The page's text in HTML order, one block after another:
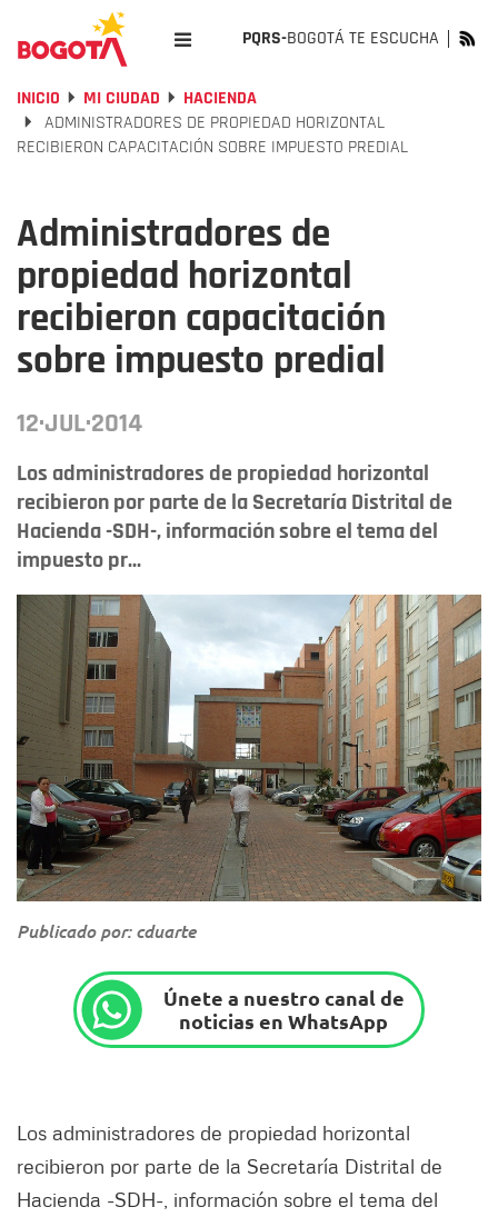
PQRS-BOGOTÁ TE ESCUCHA
INICIO MI CIUDAD
HACIENDA
ADMINISTRADORES DE PROPIEDAD HORIZONTAL
RECIBIERON CAPACITACIÓN SOBRE IMPUESTO PREDIAL
Administradores de
propiedad horizontal
recibieron capacitación
sobre impuesto predial
12·JUL·2014
Los administradores de propiedad horizontal
recibieron por parte de la Secretaría Distrital de
Hacienda -SDH-, información sobre el tema del
impuesto pr...
Publicado por: cduarte
Únete a nuestro canal de
noticias en WhatsApp
Los administradores de propiedad horizontal
recibieron por parte de la Secretaría Distrital de
Hacienda -SDH-, información sobre el tema del